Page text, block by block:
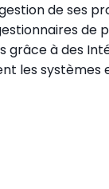
de ses
de
grâce à des
les systèmes